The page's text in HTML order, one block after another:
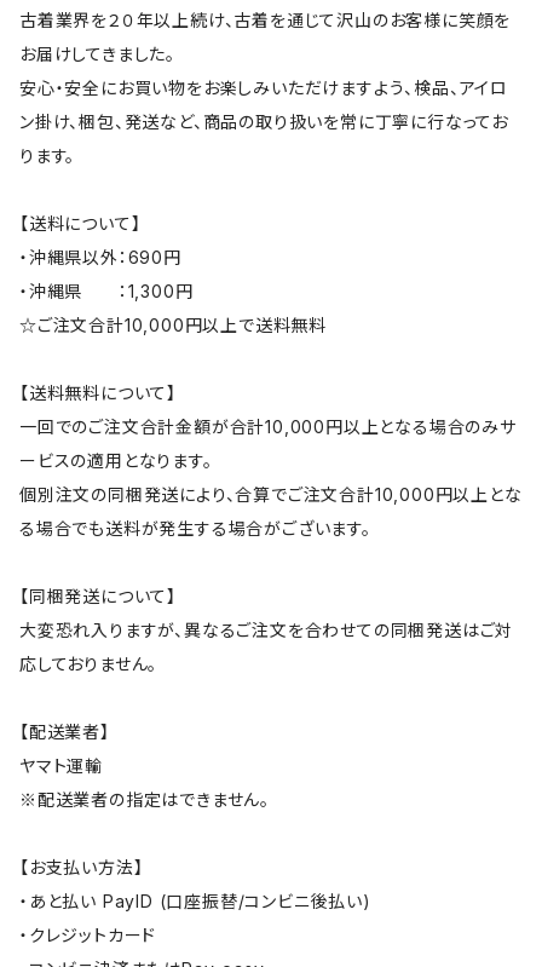
古着業界を２０年以上続け、古着を通じて沢山のお客様に笑顔を
お届けしてきました。
安心・安全にお買い物をお楽しみいただけますよう、検品、アイロ
ン掛け、梱包、発送など、商品の取り扱いを常に丁寧に行なってお
ります。
【送料について】
・沖縄県以外：690円
・沖縄県 ：1,300円
☆ご注文合計10,000円以上で送料無料
【送料無料について】
一回でのご注文合計金額が合計10,000円以上となる場合のみサ
ービスの適用となります。
個別注文の同梱発送により、合算でご注文合計10,000円以上とな
る場合でも送料が発生する場合がございます。
【同梱発送について】
大変恐れ入りますが、異なるご注文を合わせての同梱発送はご対
応しておりません。
【配送業者】
ヤマト運輸
※配送業者の指定はできません。
【お支払い方法】
・あと払い PayID (口座振替/コンビニ後払い)
・クレジットカード